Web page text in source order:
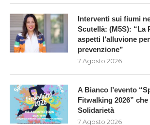
Interventi sui fiumi
Scutellà: (M5S): “La
aspetti l’alluvione
prevenzione”
7 Agosto 2026
A Bianco l’evento
Fitwalking 2026”
Solidarietà
7 Agosto 2026